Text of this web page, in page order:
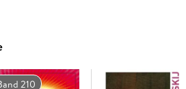
Flucht vor seiner
Jim schließlich eine Anstellung als
Patusan, dort soll er
210